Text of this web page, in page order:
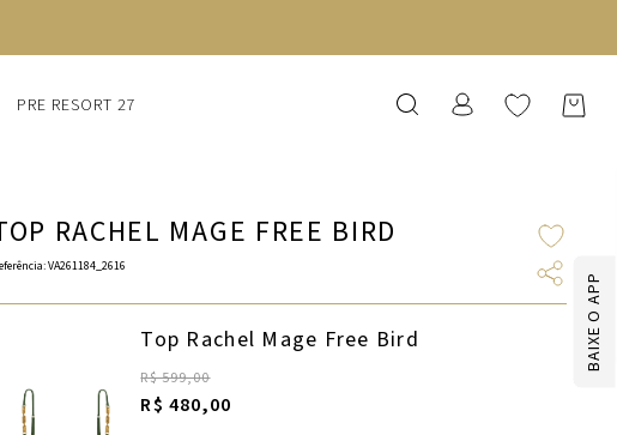
BAIXE O APP
PRE RESORT 27
RACHEL MAGE FREE BIRD
:VA261184_2616
Top Rachel Mage Free Bird
R$ 599,00
R$ 480,00